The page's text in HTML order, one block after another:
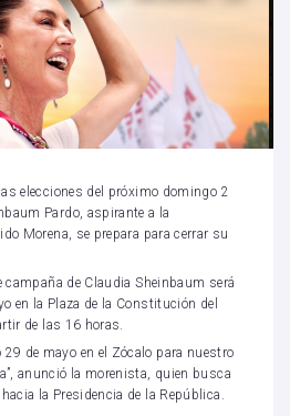
elecciones del próximo domingo 2
Pardo, aspirante a la
Morena, se prepara para cerrar su
campaña de Claudia Sheinbaum será
en la Plaza de la Constitución del
de las 16 horas.
de mayo en el Zócalo para nuestro
anunció la morenista, quien busca
la Presidencia de la República.